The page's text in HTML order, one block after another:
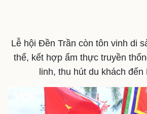
Lễ hội Đền Trần còn tôn vinh di
thể, kết hợp ẩm thực truyền
linh, thu hút du khách đến